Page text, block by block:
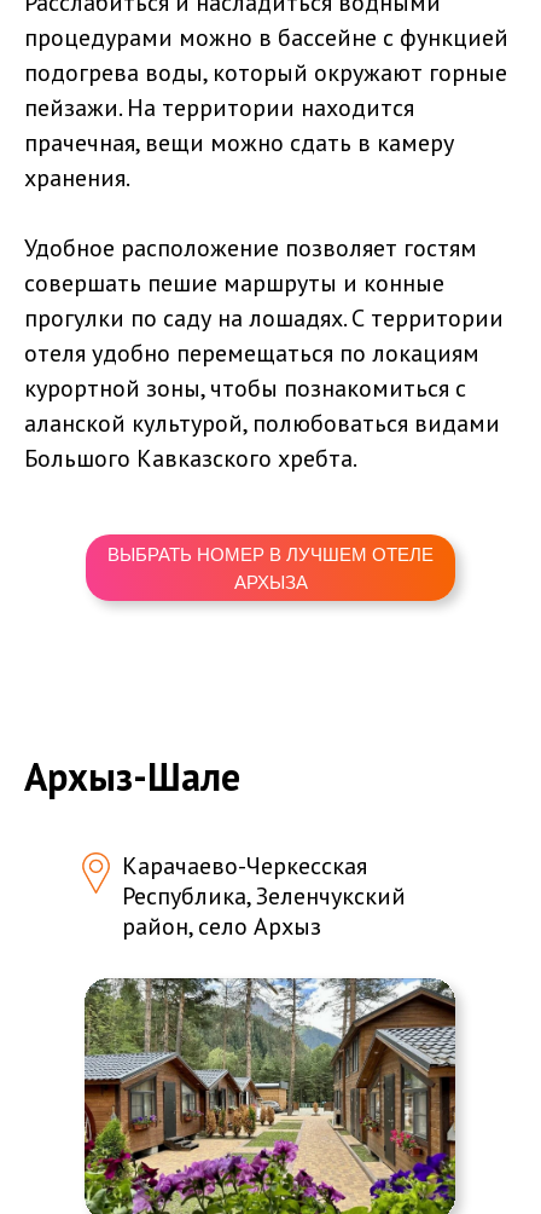
процедурами можно в бассейне с функцией
подогрева воды, который окружают горные
пейзажи. На территории находится
прачечная, вещи можно сдать в камеру
хранения.
Удобное расположение позволяет гостям
совершать пешие маршруты и конные
прогулки по саду на лошадях. С территории
отеля удобно перемещаться по локациям
курортной зоны, чтобы познакомиться с
аланской культурой, полюбоваться видами
Большого Кавказского хребта.
ВЫБРАТЬ НОМЕР В ЛУЧШЕМ ОТЕЛЕ
АРХЫЗА
Архыз-Шале
Карачаево-Черкесская
Республика, Зеленчукский
район, село Архыз